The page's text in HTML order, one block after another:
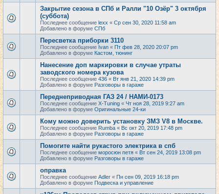
Закрытие сезона в СПб и Ралли "10 Озёр" 3 октября
(суббота)
Последнее сообщение lexx « Ср сен 30, 2020 11:58 am
Добавлено в форуме СПб
Пересветка приборки 3110
Последнее сообщение Ivan « Пт фев 28, 2020 20:07 pm
Добавлено в форуме Кастом, тюнинг
Нанесение доп маркировки в случае утраты
заводского номера кузова
Последнее сообщение 436 « Вт янв 21, 2020 14:39 pm
Добавлено в форуме Разговоры в гараже
Переднеприводная ГАЗ 24 / НАМИ-0173
Последнее сообщение X-Tuning « Чт ноя 28, 2019 9:27 am
Добавлено в форуме Оригинальные 24-ки
Кому можно доверить установку ЗМЗ V8 в Москве.
Последнее сообщение Rumba « Вс окт 20, 2019 17:48 pm
Добавлено в форуме Разговоры в гараже
Помогите найти рукастого электрика в спб
Последнее сообщение моросюн петя « Вт сен 24, 2019 13:08 pm
Добавлено в форуме Разговоры в гараже
оправка
Последнее сообщение Adler « Пн сен 09, 2019 16:18 pm
Добавлено в форуме Подвеска и управление